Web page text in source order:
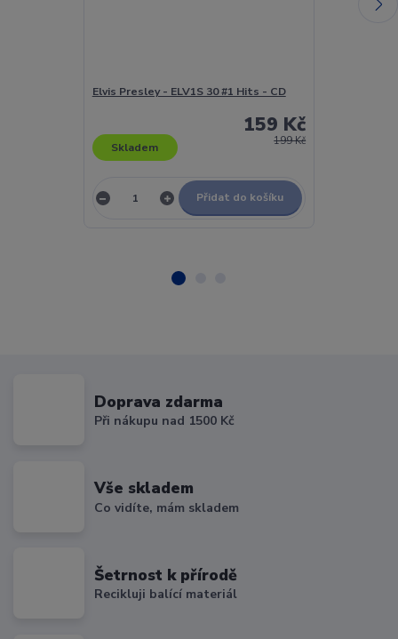
Elvis Presley - ELV1S 30 #1 Hits - CD
199 Kč
159 Kč
Skladem
Přidat do košíku
Doprava zdarma
Při nákupu nad 1500 Kč
Vše skladem
Co vidíte, mám skladem
Šetrnost k přírodě
Recikluji balící materiál